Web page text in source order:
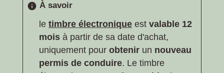
info À savoir
le timbre électronique est valable 12
mois à partir de sa date d'achat,
uniquement pour obtenir un nouveau
permis de conduire. Le timbre